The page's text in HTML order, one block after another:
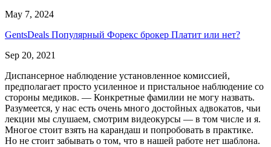
May 7, 2024
GentsDeals Популярный Форекс брокер Платит или нет?
Sep 20, 2021
Диспансерное наблюдение установленное комиссией,
предполагает просто усиленное и пристальное наблюдение со
стороны медиков. — Конкретные фамилии не могу назвать.
Разумеется, у нас есть очень много достойных адвокатов, чьи
лекции мы слушаем, смотрим видеокурсы — в том числе и я.
Многое стоит взять на карандаш и попробовать в практике.
Но не стоит забывать о том, что в нашей работе нет шаблона.